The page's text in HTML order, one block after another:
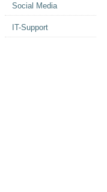
Social Media
IT-Support